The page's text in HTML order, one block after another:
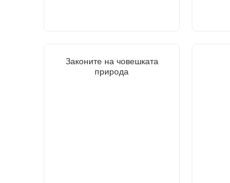
Законите на човешката
природа